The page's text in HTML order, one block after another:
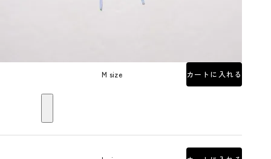
M size カートに入れる